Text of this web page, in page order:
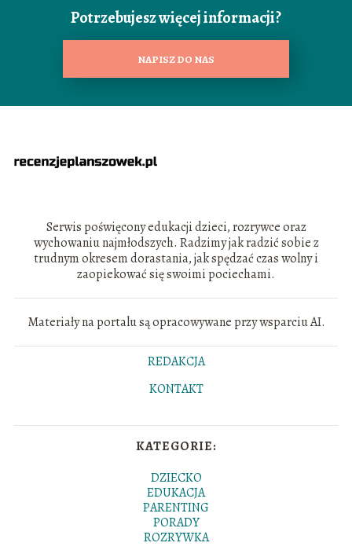
Potrzebujesz więcej informacji?
NAPISZ DO NAS
Serwis poświęcony edukacji dzieci, rozrywce oraz
wychowaniu najmłodszych. Radzimy jak radzić sobie z
trudnym okresem dorastania, jak spędzać czas wolny i
zaopiekować się swoimi pociechami.
Materiały na portalu są opracowywane przy wsparciu AI.
REDAKCJA
KONTAKT
KATEGORIE:
DZIECKO
EDUKACJA
PARENTING
PORADY
ROZRYWKA